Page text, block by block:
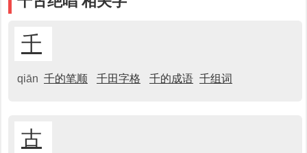
千
qiān 千的笔顺 千田字格 千的成语 千组词
古